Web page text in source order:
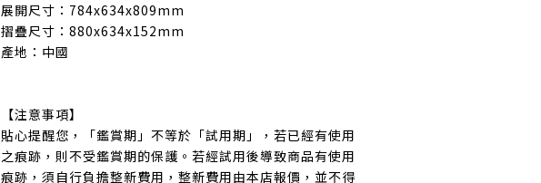
展開尺寸：784x634x809mm
摺疊尺寸：880x634x152mm
產地：中國
【注意事項】
貼心提醒您，「鑑賞期」不等於「試用期」，若已經有使用
之痕跡，則不受鑑賞期的保護。若經試用後導致商品有使用
痕跡，須自行負擔整新費用，整新費用由本店報價，並不得